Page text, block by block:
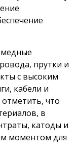
прутки и
с высоким
кабели и
что
в
катоды и
моментом для